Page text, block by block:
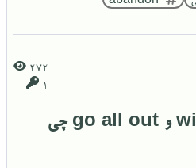
272
1
تفاوت with abandon و go all out چی